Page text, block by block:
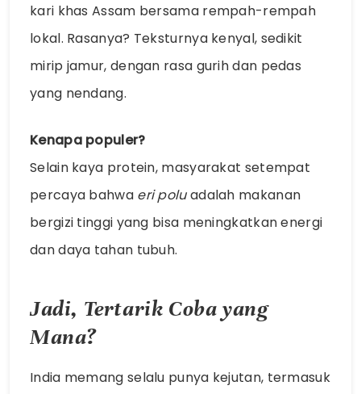
kari khas Assam bersama rempah-rempah
lokal. Rasanya? Teksturnya kenyal, sedikit
mirip jamur, dengan rasa gurih dan pedas
yang nendang.
Kenapa populer?
Selain kaya protein, masyarakat setempat
percaya bahwa eri poluadalah makanan
bergizi tinggi yang bisa meningkatkan energi
dan daya tahan tubuh.
Jadi, Tertarik Coba yang
Mana?
India memang selalu punya kejutan, termasuk